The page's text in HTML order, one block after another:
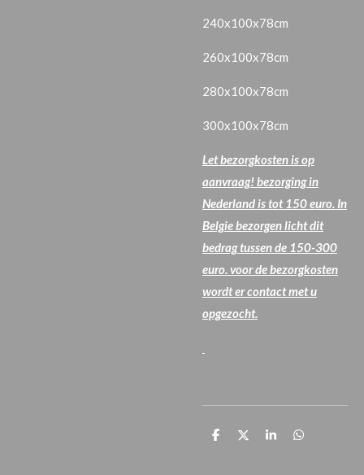
240x100x78cm
260x100x78cm
280x100x78cm
300x100x78cm
Let bezorgkosten is op
aanvraag! bezorging in
Nederland is tot 150 euro. In
Belgie bezorgen licht dit
bedrag tussen de 150-300
euro. voor de bezorgkosten
wordt er contact met u
opgezocht.
D
D
S
D